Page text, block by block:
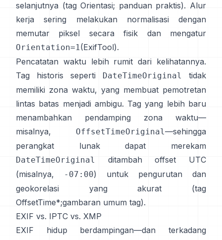
selanjutnya (tag Orientasi; panduan praktis). Alur
kerja sering melakukan normalisasi dengan
memutar piksel secara fisik dan mengatur
Orientation=1(ExifTool).
Pencatatan waktu lebih rumit dari kelihatannya.
Tag historis seperti DateTimeOriginal
tidak
memiliki zona waktu, yang membuat pemotretan
lintas batas menjadi ambigu. Tag yang lebih baru
menambahkan pendamping zona waktu—
misalnya, OffsetTimeOriginal—sehingga
perangkat lunak dapat merekam
DateTimeOriginal
ditambah offset UTC
(misalnya,
-07:00) untuk pengurutan dan
geokorelasi yang akurat (tag
OffsetTime*;gambaran umum tag).
EXIF vs. IPTC vs. XMP
EXIF hidup berdampingan—dan terkadang